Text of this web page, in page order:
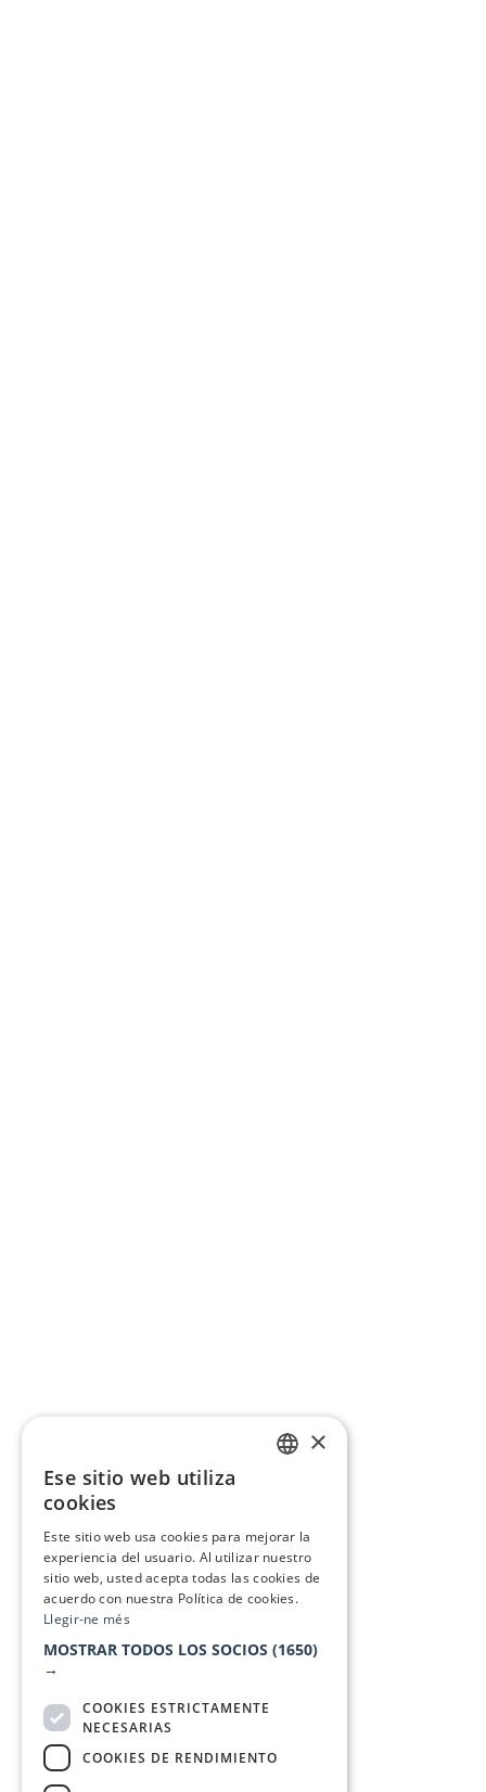
×
Ese sitio web utiliza
cookies
Este sitio web usa cookies para mejorar la
experiencia del usuario. Al utilizar nuestro
sitio web, usted acepta todas las cookies de
acuerdo con nuestra Política de cookies.
Llegir-ne més
MOSTRAR TODOS LOS SOCIOS (1650)
→
COOKIES ESTRICTAMENTE
NECESARIAS
COOKIES DE RENDIMIENTO